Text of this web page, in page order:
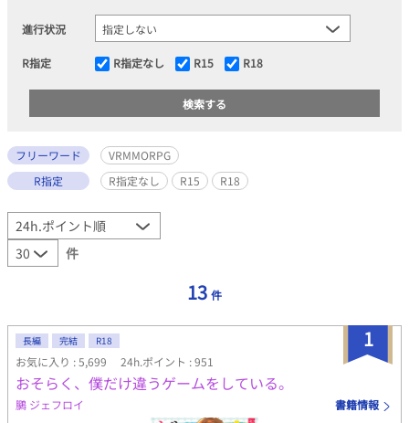
進行状況
R指定 R指定なし R15 R18
フリーワード
VRMMORPG
R指定
R指定なし R15 R18
件
13 件
1
長編 完結 R18
お気に入り : 5,699 24h.ポイント : 951
おそらく、僕だけ違うゲームをしている。
鵩 ジェフロイ 書籍情報